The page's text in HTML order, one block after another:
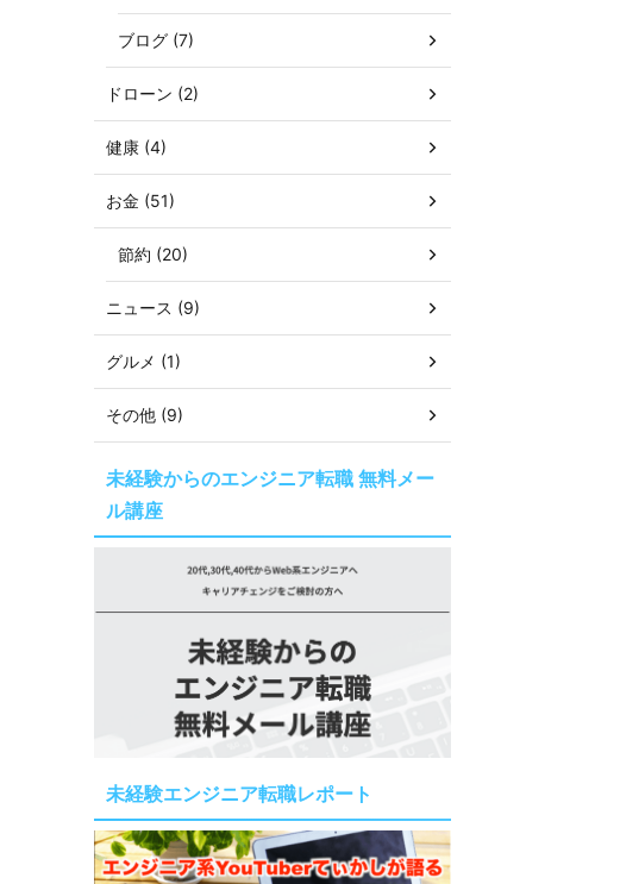
ブログ (7)
ドローン (2)
健康 (4)
お金 (51)
節約 (20)
ニュース (9)
グルメ (1)
その他 (9)
未経験からのエンジニア転職 無料メー
ル講座
未経験エンジニア転職レポート